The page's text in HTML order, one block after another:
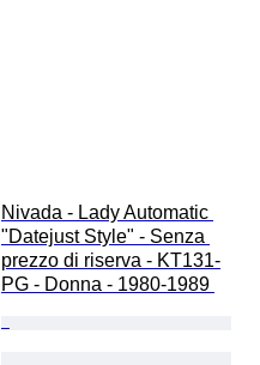
Nivada - Lady Automatic
"Datejust Style" - Senza
prezzo di riserva - KT131-
PG - Donna - 1980-1989